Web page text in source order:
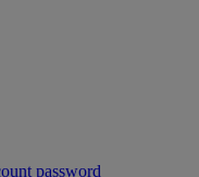
password